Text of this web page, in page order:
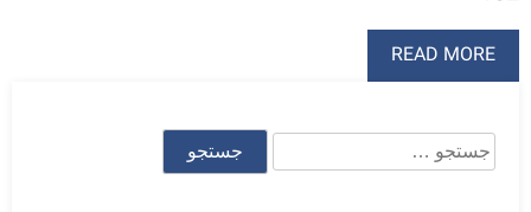
READ MORE
جستجو
برای: